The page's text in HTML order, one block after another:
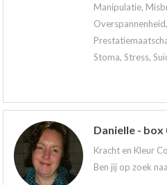
Manipulatie,
Stoma, Stress,
Danielle - box
Kracht en Kleur
Ben jij op zoek